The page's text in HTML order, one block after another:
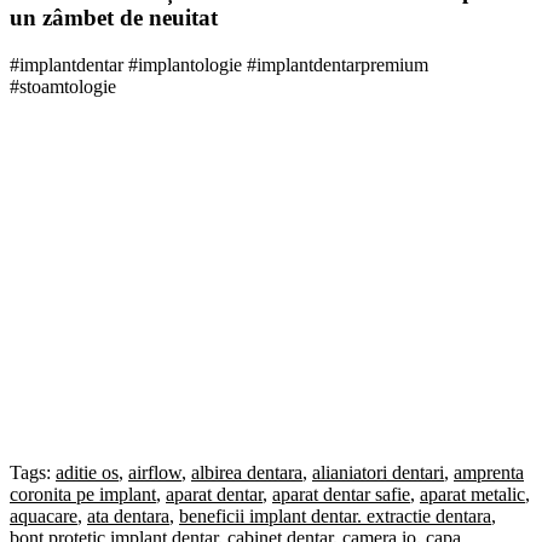
un zâmbet de neuitat
#implantdentar #implantologie #implantdentarpremium
#stoamtologie
Tags: aditie os, airflow, albirea dentara, alianiatori dentari, amprenta
coronita pe implant, aparat dentar, aparat dentar safie, aparat metalic,
aquacare, ata dentara, beneficii implant dentar. extractie dentara,
bont protetic implant dentar, cabinet dentar, camera io, capa